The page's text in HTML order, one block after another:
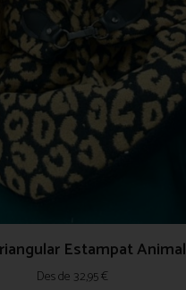
Estampat Animal
Des de 32,95€